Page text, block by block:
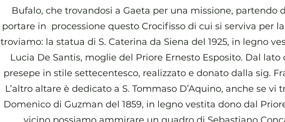
Bufalo, che trovandosi a Gaeta per una missione, partendo
portare in processione questo Crocifisso di cui si serviva per
troviamo: la statua di S. Caterina da Siena del 1925, in legno
Lucia De Santis, moglie del Priore Ernesto Esposito. Dal
presepe in stile settecentesco, realizzato e donato dalla sig.
L’altro altare è dedicato a S. Tommaso D’Aquino, anche se vi
Domenico di Guzman del 1859, in legno vestita dono dal